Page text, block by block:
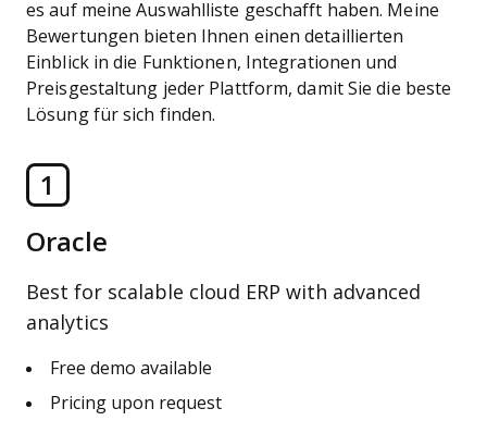
es auf meine Auswahlliste geschafft haben. Meine
Bewertungen bieten Ihnen einen detaillierten
Einblick in die Funktionen, Integrationen und
Preisgestaltung jeder Plattform, damit Sie die beste
Lösung für sich finden.
1
Oracle
Best for scalable cloud ERP with advanced
analytics
Free demo available
Pricing upon request